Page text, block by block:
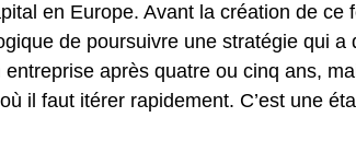
en Europe. Avant la création de
de poursuivre une stratégie qui a
après quatre ou cinq ans,
il faut itérer rapidement. C’est une